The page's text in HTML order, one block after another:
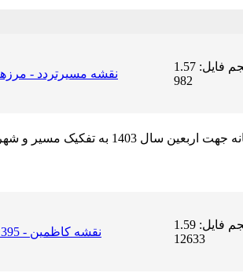
نقشه مسیرتردد - مرزهای 6
حجم فایل: 1.57 MB | دریافت ها:
982
نسخه جدید مسیرتردد مرزهای 6 گانه جهت اربعین سال 1403
نقشه کاظمین - 1395
حجم فایل: 1.59 MB | دریافت ها:
12633